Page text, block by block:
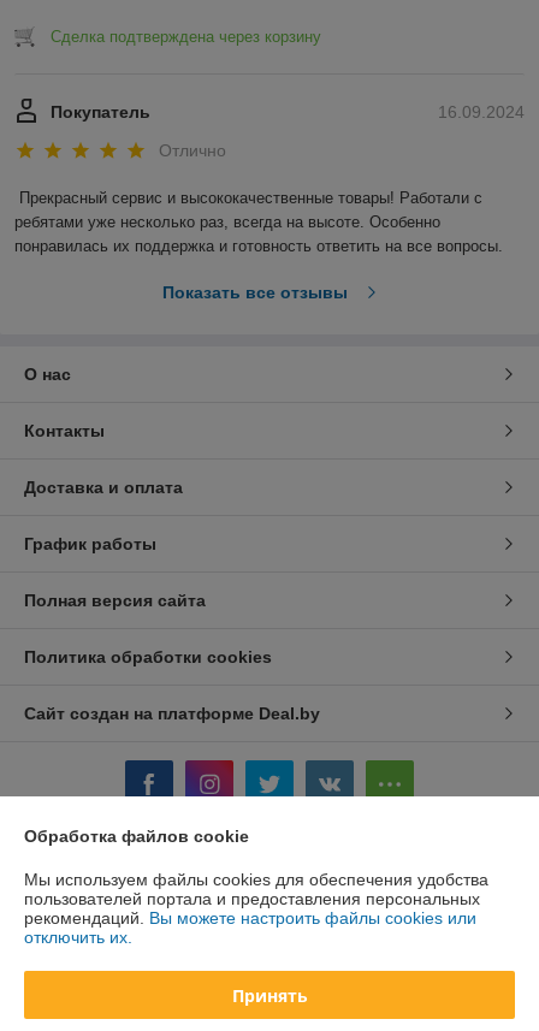
Сделка подтверждена через корзину
16.09.2024
Покупатель
Отлично
Прекрасный сервис и высококачественные товары! Работали с
ребятами уже несколько раз, всегда на высоте. Особенно
понравилась их поддержка и готовность ответить на все вопросы.
Показать все отзывы
О нас
Контакты
Доставка и оплата
График работы
Полная версия сайта
Политика обработки cookies
Сайт создан на платформе Deal.by
Информация для покупателя
Юридическое лицо: ООО ПромТехРешение
Минск проезд. Масюковщина, д.4 ком.506
Обработка файлов cookie
Мы используем файлы cookies для обеспечения удобства
пользователей портала и предоставления персональных
рекомендаций. Вы можете настроить файлы cookies или
отключить их.
Принять